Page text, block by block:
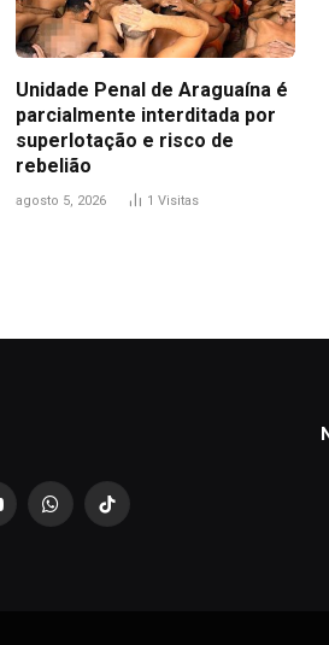
Unidade Penal de Araguaína é
parcialmente interditada por
superlotação e risco de
rebelião
agosto 5, 2026 1 Visitas
WhatsAppTikTok